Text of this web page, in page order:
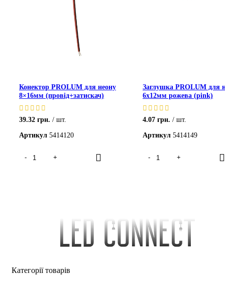
Конектор PROLUM для неону
8×16мм (провід+затискач)
39.32 грн.
шт.
Артикул 5414120
Заглушка PROLUM для
6х12мм рожева (pink)
4.07 грн.
шт.
Артикул 5414149
Категорії товарів